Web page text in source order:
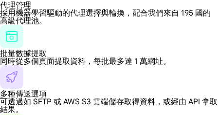
代理管理
採用機器學習驅動的代理選擇與輪換，配合我們來自 195 國的
高級代理池。
批量數據提取
同時從多個頁面提取資料，每批最多達 1 萬網址。
多種傳送選項
可透過如 SFTP 或 AWS S3 雲端儲存取得資料，或經由 API 拿取
結果。